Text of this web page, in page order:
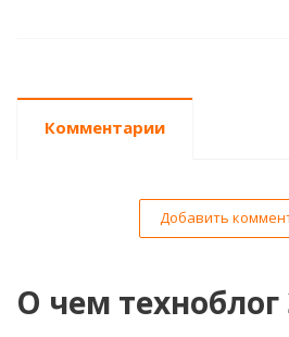
Комментарии
Добавить
О чем